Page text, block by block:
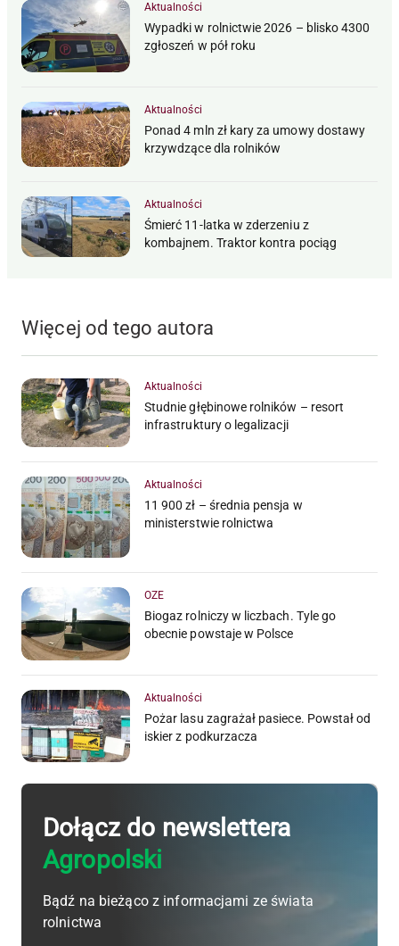
Aktualności
Wypadki w rolnictwie 2026 – blisko 4300
zgłoszeń w pół roku
Aktualności
Ponad 4 mln zł kary za umowy dostawy
krzywdzące dla rolników
Aktualności
Śmierć 11-latka w zderzeniu z
kombajnem. Traktor kontra pociąg
Więcej od tego autora
Aktualności
Studnie głębinowe rolników – resort
infrastruktury o legalizacji
Aktualności
11 900 zł – średnia pensja w
ministerstwie rolnictwa
OZE
Biogaz rolniczy w liczbach. Tyle go
obecnie powstaje w Polsce
Aktualności
Pożar lasu zagrażał pasiece. Powstał od
iskier z podkurzacza
Dołącz do newslettera
Agropolski
Bądź na bieżąco z informacjami ze świata
rolnictwa